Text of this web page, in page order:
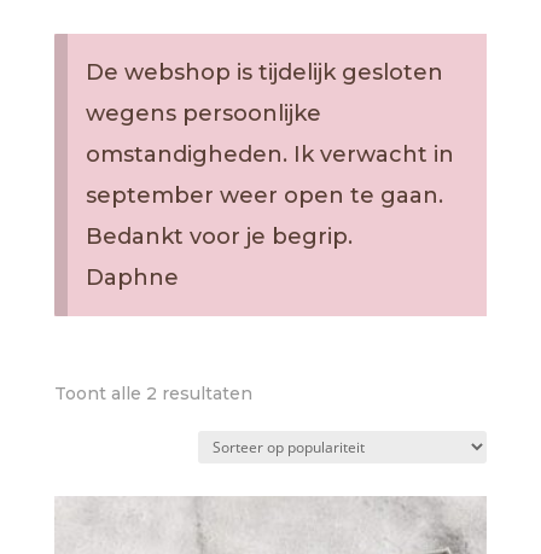
De webshop is tijdelijk gesloten
wegens persoonlijke
omstandigheden. Ik verwacht in
september weer open te gaan.
Bedankt voor je begrip.
Daphne
Toont alle 2 resultatenGesorteerd